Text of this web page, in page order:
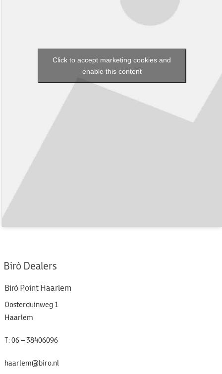
Click to accept marketing cookies and
enable this content
Birò Dealers
Birò Point Haarlem
Oosterduinweg 1
Haarlem
T: 06 – 38406096
haarlem@biro.nl